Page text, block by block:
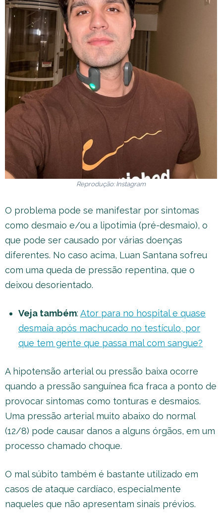
Reprodução: Instagram
O problema pode se manifestar por sintomas
como desmaio e/ou a lipotimia (pré-desmaio), o
que pode ser causado por várias doenças
diferentes. No caso acima, Luan Santana sofreu
com uma queda de pressão repentina, que o
deixou desorientado.
Veja também: Ator para no hospital e quase
desmaia após machucado no testículo, por
que tem gente que passa mal com sangue?
A hipotensão arterial ou pressão baixa ocorre
quando a pressão sanguínea fica fraca a ponto de
provocar sintomas como tonturas e desmaios.
Uma pressão arterial muito abaixo do normal
(12/8) pode causar danos a alguns órgãos, em um
processo chamado choque.
O mal súbito também é bastante utilizado em
casos de ataque cardíaco, especialmente
naqueles que não apresentam sinais prévios.